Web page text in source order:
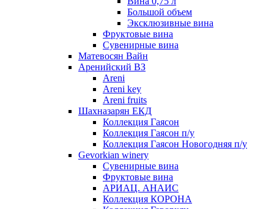
Большой объем
Эксклюзивные вина
Фруктовые вина
Cувенирные вина
Матевосян Вайн
Аренийский ВЗ
Areni
Areni key
Areni fruits
Шахназарян ЕКД
Коллекция Гаясон
Коллекция Гаясон п/у
Коллекция Гаясон Новогодняя п/у
Gevorkian winery
Сувенирные вина
Фруктовые вина
АРИАЦ. АНАИС
Коллекция КОРОНА